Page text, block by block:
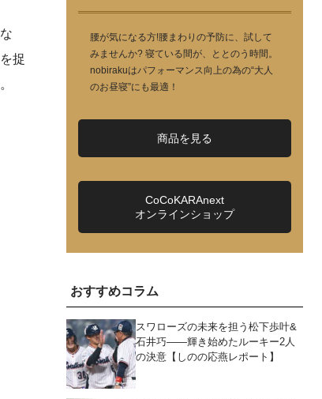
捉
腰が気になる方!腰まわりの予防に、試して
みませんか? 寝ている間が、ととのう時間。
nobirakuはパフォーマンス向上の為の“大人
のお昼寝”にも最適！
商品を見る
CoCoKARAnext
オンラインショップ
おすすめコラム
スワローズの未来を担う松下歩叶&
石井巧――輝き始めたルーキー2人
の決意【しのの応燕レポート】